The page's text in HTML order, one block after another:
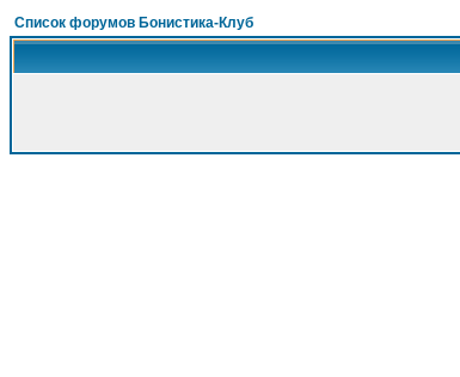
Список форумов Бонистика-Клуб